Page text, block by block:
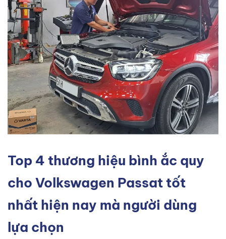
Top 4 thương hiệu bình ắc quy
cho Volkswagen Passat tốt
nhất hiện nay mà người dùng
lựa chọn